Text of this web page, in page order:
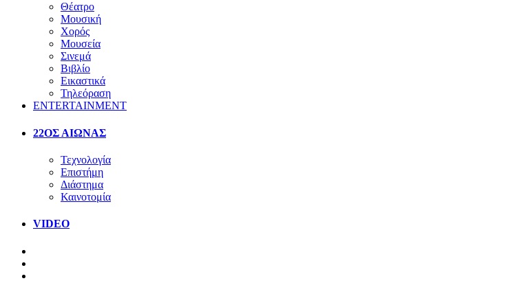
Θέατρο
Μουσική
Χορός
Μουσεία
Σινεμά
Βιβλίο
Εικαστικά
Τηλεόραση
ENTERTAINMENT
22ΟΣ ΑΙΩΝΑΣ
Τεχνολογία
Επιστήμη
Διάστημα
Καινοτομία
VIDEO